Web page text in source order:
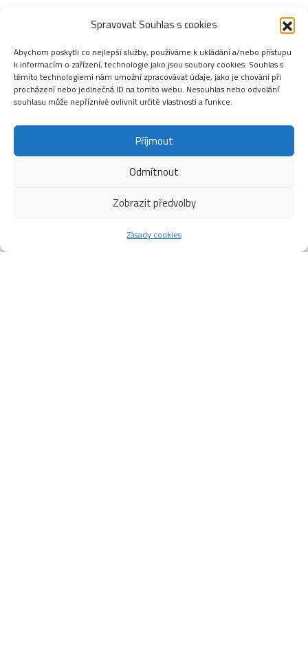
Spravovat Souhlas s cookies
Abychom poskytli co nejlepší služby, používáme k ukládání a/nebo přístupu
k informacím o zařízení, technologie jako jsou soubory cookies. Souhlas s
těmito technologiemi nám umožní zpracovávat údaje, jako je chování při
procházení nebo jedinečná ID na tomto webu. Nesouhlas nebo odvolání
souhlasu může nepříznivě ovlivnit určité vlastnosti a funkce.
Příjmout
Odmítnout
Zobrazit předvolby
Zásady cookies